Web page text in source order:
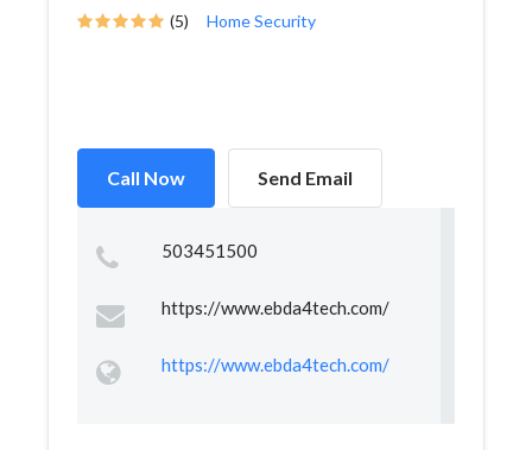
(5) Home Security
Call Now Send Email
503451500
https://www.ebda4tech.com/
https://www.ebda4tech.com/